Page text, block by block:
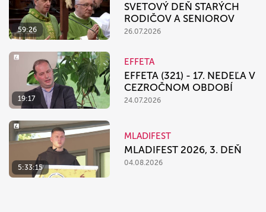
59:26
SVETOVÝ DEŇ STARÝCH
RODIČOV A SENIOROV
26.07.2026
19:17
EFFETA
EFFETA (321) - 17. NEDEĽA V
CEZROČNOM OBDOBÍ
24.07.2026
5:33:15
MLADIFEST
MLADIFEST 2026, 3. DEŇ
04.08.2026